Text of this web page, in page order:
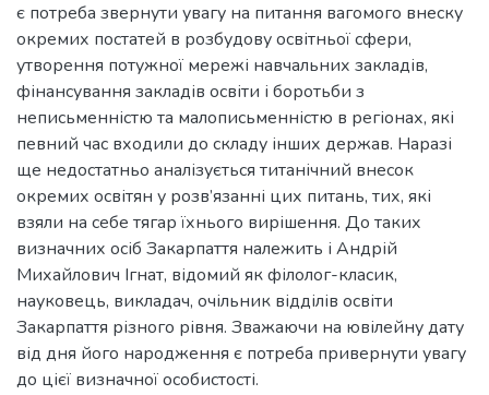
є потреба звернути увагу на питання вагомого внеску
окремих постатей в розбудову освітньої сфери,
утворення потужної мережі навчальних закладів,
фінансування закладів освіти і боротьби з
неписьменністю та малописьменністю в регіонах, які
певний час входили до складу інших держав. Наразі
ще недостатньо аналізується титанічний внесок
окремих освітян у розв’язанні цих питань, тих, які
взяли на себе тягар їхнього вирішення. До таких
визначних осіб Закарпаття належить і Андрій
Михайлович Ігнат, відомий як філолог-класик,
науковець, викладач, очільник відділів освіти
Закарпаття різного рівня. Зважаючи на ювілейну дату
від дня його народження є потреба привернути увагу
до цієї визначної особистості.